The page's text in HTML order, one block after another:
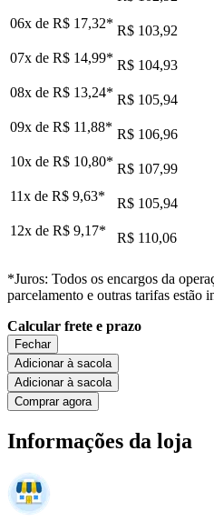
06x de R$ 17,32* R$ 103,92
07x de R$ 14,99* R$ 104,93
08x de R$ 13,24* R$ 105,94
09x de R$ 11,88* R$ 106,96
10x de R$ 10,80* R$ 107,99
11x de R$ 9,63*
R$ 105,94
12x de R$ 9,17* R$ 110,06
*Juros: Todos os encargos da
parcelamento e outras tarifas estão
Calcular frete e prazo
Fechar
Adicionar à sacola
Adicionar à sacola
Comprar agora
Informações da loja